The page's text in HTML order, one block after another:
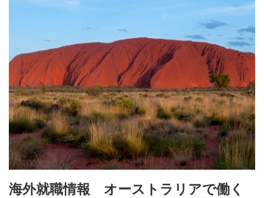
週末コース│週1回・1年間
寿司職人養成コース│6ヶ月
学費
すしアカ卒業生の活躍
卒業後のサポート
海外就職情報 オーストラリアで働く